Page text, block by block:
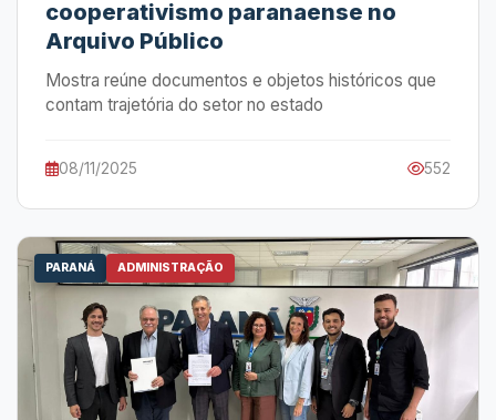
cooperativismo paranaense no
Arquivo Público
Mostra reúne documentos e objetos históricos que
contam trajetória do setor no estado
08/11/2025 552
PARANÁ ADMINISTRAÇÃO